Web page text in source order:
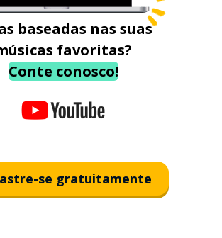
baseadas nas suas
favoritas?
Conte conosco!
se gratuitamente